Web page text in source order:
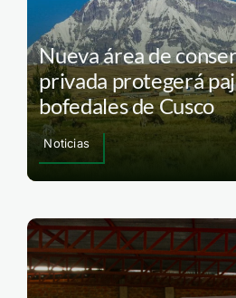
Nueva área de
privada protegerá
bofedales de Cusco
Noticias